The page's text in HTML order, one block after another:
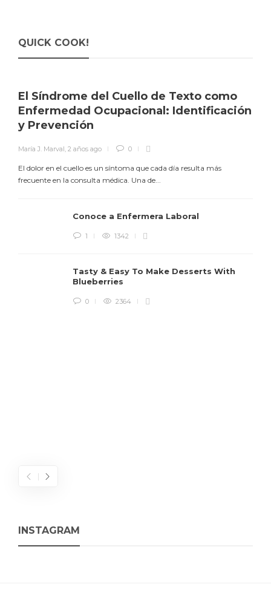
QUICK COOK!
El Síndrome del Cuello de Texto como
Enfermedad Ocupacional: Identificación
y Prevención
María J. Marval, 2 años ago 0
El dolor en el cuello es un síntoma que cada día resulta más
frecuente en la consulta médica. Una de...
Conoce a Enfermera Laboral
1 1342
Tasty & Easy To Make Desserts With
Blueberries
0 2364
INSTAGRAM